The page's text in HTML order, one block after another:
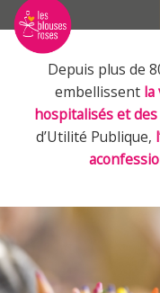
Depuis plus de
embellissent la
hospitalisés et
d’Utilité Publique,